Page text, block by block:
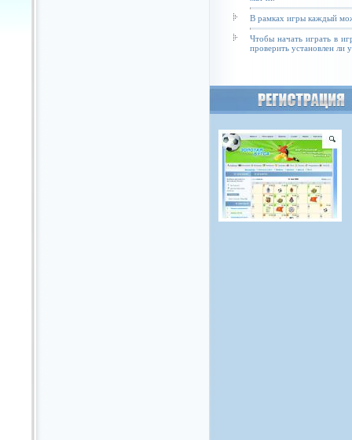
В рамках игры каждый
Чтобы начать играть в
проверить установлен ли